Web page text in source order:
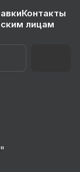
Контакты
лицам